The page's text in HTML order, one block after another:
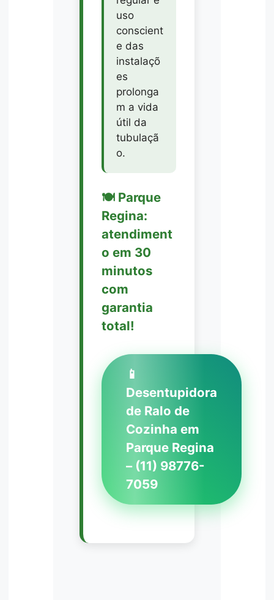
uso
conscient
e das
instalaçõ
es
prolonga
m a vida
útil da
tubulaçã
o.
🍽️ Parque
Regina:
atendiment
o em 30
minutos
com
garantia
total!
📱
Desentupidora
de Ralo de
Cozinha em
Parque Regina
– (11) 98776-
7059